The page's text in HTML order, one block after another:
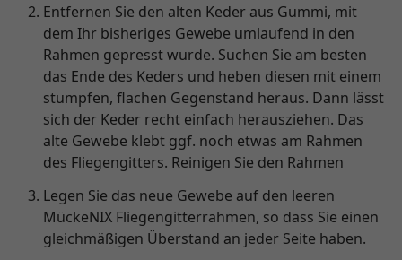
Entfernen Sie den alten Keder aus Gummi, mit
dem Ihr bisheriges Gewebe umlaufend in den
Rahmen gepresst wurde. Suchen Sie am besten
das Ende des Keders und heben diesen mit einem
stumpfen, flachen Gegenstand heraus. Dann lässt
sich der Keder recht einfach herausziehen. Das
alte Gewebe klebt ggf. noch etwas am Rahmen
des Fliegengitters. Reinigen Sie den Rahmen
Legen Sie das neue Gewebe auf den leeren
MückeNIX Fliegengitterrahmen, so dass Sie einen
gleichmäßigen Überstand an jeder Seite haben.